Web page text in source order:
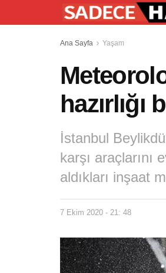
Ana Sayfa Yaşam
hazırlığı
İstanbul
karşı araçlarını
aldıkları inşaat
7 Ekim 2020 - 21: 48